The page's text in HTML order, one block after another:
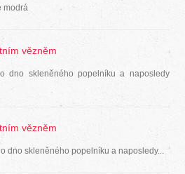
modrá
vězněm
dno skleněného popelníku a naposledy
vězněm
dno skleněného popelníku a naposledy...